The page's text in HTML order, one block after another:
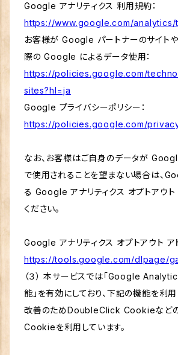
Google アナリティクス 利用規約：
https://www.google.com/analytics/
お客様が Google パートナーのサイト
際の Google によるデータ使用：
https://policies.google.com/
sites?hl=ja
Google プライバシーポリシー：
https://policies.google.com/
なお、お客様はご自身のデータが
で使用されることを望まない場合は、
る Google アナリティクス オプトアウト
ください。
Google アナリティクス オプトアウト ア
https://tools.google.com/dlpage/
（３） 本サービスでは「Google
能」を有効にしており、下記の機能を利用
改善のためDoubleClick Cookieなどの
Cookieを利用しています。